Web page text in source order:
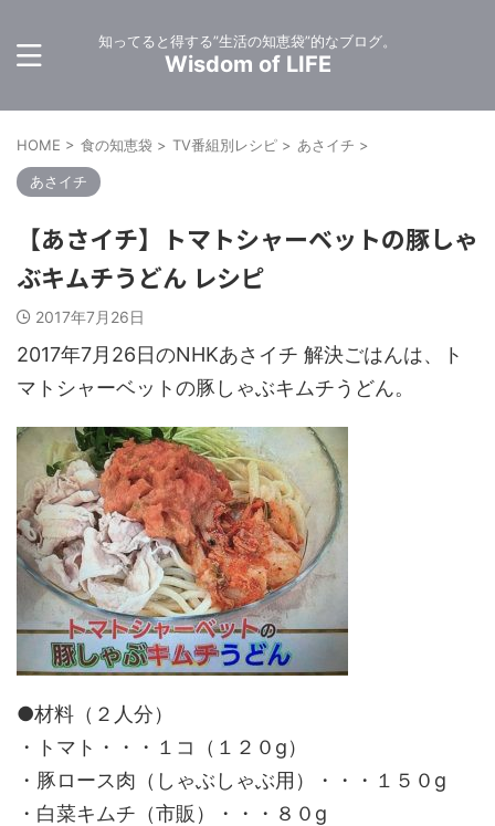
知ってると得する”生活の知恵袋”的なブログ。
Wisdom of LIFE
HOME > 食の知恵袋 > TV番組別レシピ > あさイチ >
あさイチ
【あさイチ】トマトシャーベットの豚しゃ
ぶキムチうどん レシピ
2017年7月26日
2017年7月26日のNHKあさイチ 解決ごはんは、ト
マトシャーベットの豚しゃぶキムチうどん。
●材料（２人分）
・トマト・・・１コ（１２０g）
・豚ロース肉（しゃぶしゃぶ用）・・・１５０g
・白菜キムチ（市販）・・・８０g